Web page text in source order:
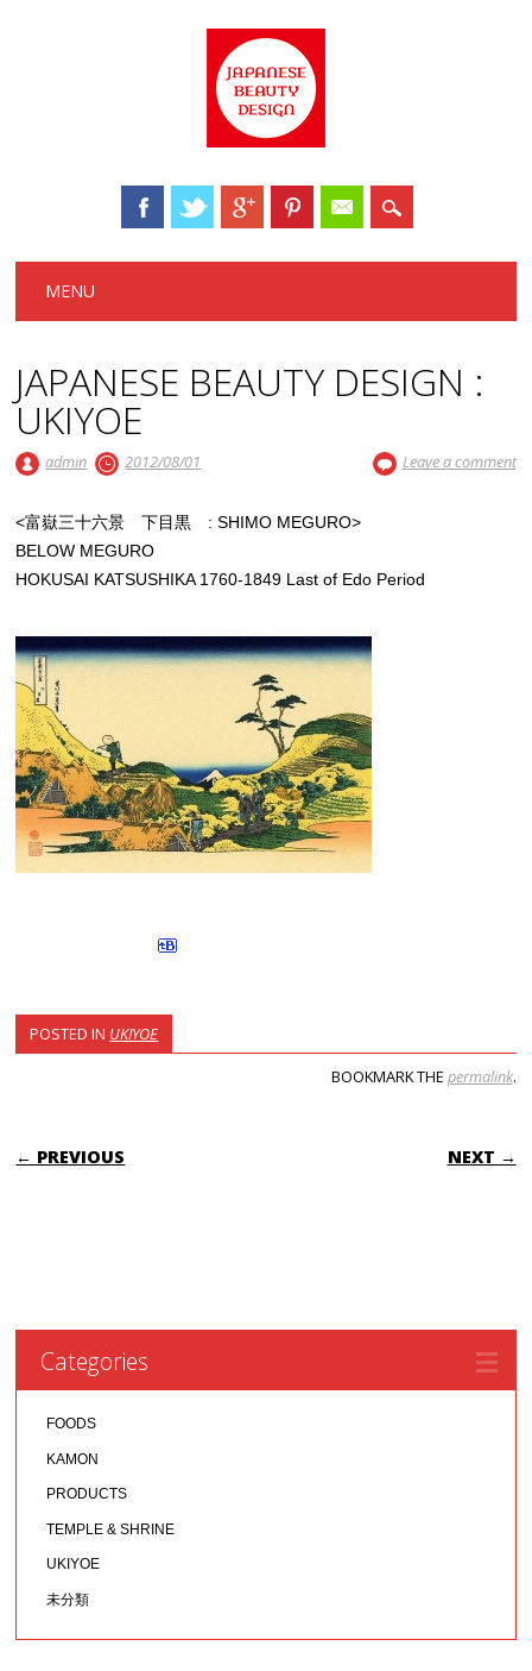
Main menu
MENU
JAPANESE BEAUTY DESIGN :
UKIYOE
admin 2012/08/01 Leave a comment
<富嶽三十六景 下目黒 : SHIMO MEGURO>
BELOW MEGURO
HOKUSAI KATSUSHIKA 1760-1849 Last of Edo Period
POSTED IN UKIYOE
BOOKMARK THE permalink.
POST NAVIGATION
← PREVIOUS NEXT →
Categories
FOODS
KAMON
PRODUCTS
TEMPLE & SHRINE
UKIYOE
未分類